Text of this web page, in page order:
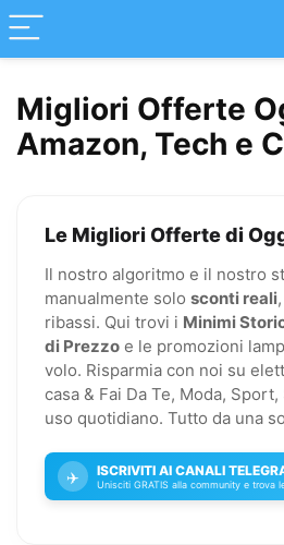
Migliori Offerte
Amazon, Tech e
Le Migliori Offerte di
Il nostro algoritmo e il nostro
manualmente solo sconti reali
ribassi. Qui trovi i Minimi
di Prezzo e le promozioni
volo. Risparmia con noi su
casa & Fai Da Te, Moda,
uso quotidiano. Tutto da una
✈️ ISCRIVITI AI CANALI
Unisciti GRATIS alla community e trova